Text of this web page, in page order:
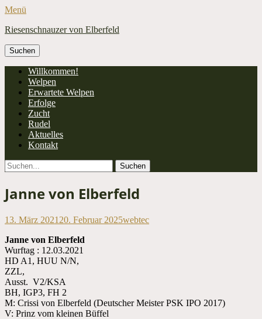
Menü
Riesenschnauzer von Elberfeld
Suchen
nach:
Primäres
Menü
Zum
Inhalt
springen
Willkommen!
Welpen
Erwartete Welpen
Erfolge
Zucht
Rudel
Aktuelles
Kontakt
Suchen
Suchen
nach:
Janne von Elberfeld
Veröffentlicht
13. März 2021 20. Februar 2025Autor
webtec
Janne von Elberfeld
Wurftag : 12.03.2021
HD A1, HUU N/N,
ZZL,
Ausst. V2/KSA
BH, IGP3, FH 2
M: Crissi von Elberfeld (Deutscher Meister PSK IPO 2017)
V: Prinz vom kleinen Büffel